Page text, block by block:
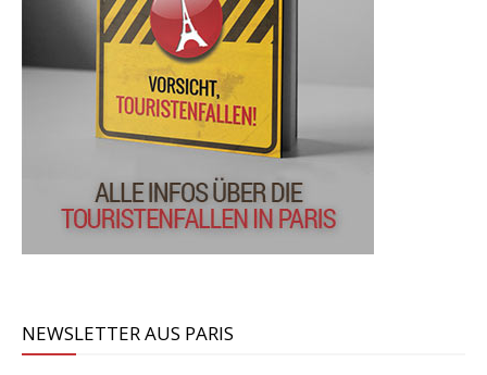
NEWSLETTER AUS PARIS